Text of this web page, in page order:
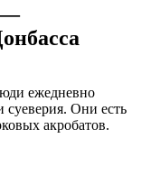
—
ежедневно
Они есть
акробатов.